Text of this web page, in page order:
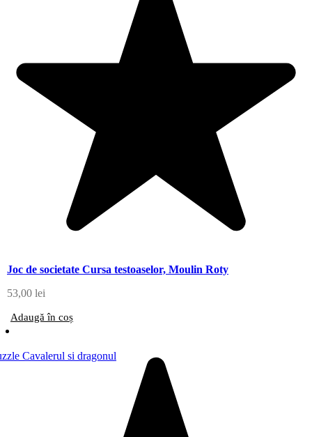
Joc de societate Cursa testoaselor, Moulin Roty
53,00 lei
Adaugă în coș